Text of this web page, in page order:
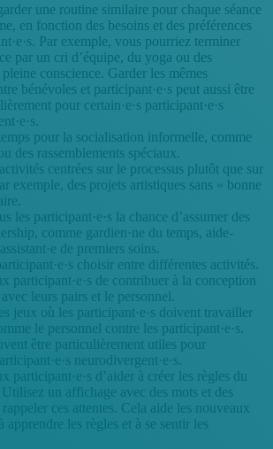
une routine similaire pour chaque séance
en fonction des besoins et des préférences
Par exemple, vous pourriez terminer
par un cri d’équipe, du yoga ou des
conscience. Garder les mêmes
bénévoles et participant·e·s peut aussi être
pour certain·e·s participant·e·s
pour la socialisation informelle, comme
des rassemblements spéciaux.
centrées sur le processus plutôt que sur
exemple, des projets artistiques sans « bonne
les participant·e·s la chance d’assumer des
comme gardien·ne du temps, aide-
de premiers soins.
choisir entre différentes activités.
participant·e·s de contribuer à la conception
leurs pairs et le personnel.
jeux où les participant·e·s doivent travailler
le personnel contre les participant·e·s.
être particulièrement utiles pour
neurodivergent·e·s.
participant·e·s d’aider à créer les règles du
Utilisez un affichage avec des mots et des
rappeler ces attentes. Cela aide les nouveaux
apprendre les règles et à se sentir les